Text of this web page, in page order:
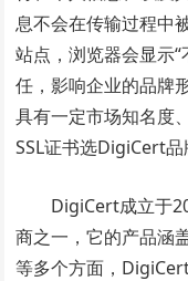
息不会在传输过程中
站点，浏览器会显示
任，影响企业的品牌
具有一定市场知名度
SSL证书选DigiCert品
DigiCert成立于
商之一，它的产品涵
等多个方面，